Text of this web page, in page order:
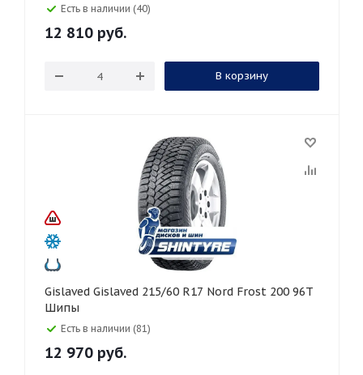
Есть в наличии (40)
12 810 руб.
В корзину
Gislaved Gislaved 215/60 R17 Nord Frost 200 96T
Шипы
Есть в наличии (81)
12 970 руб.